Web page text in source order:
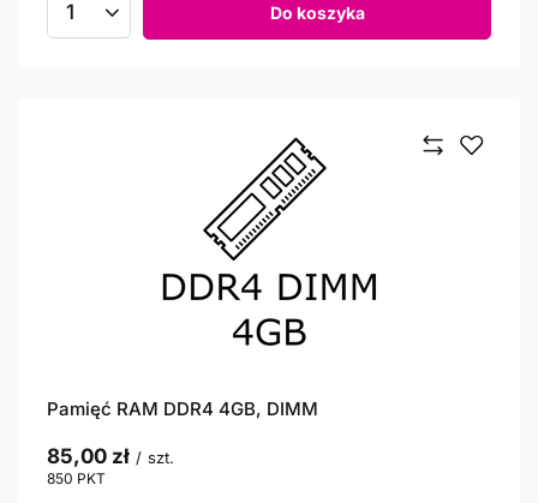
Ilość produktów Do koszyka
Pamięć RAM DDR4 4GB, DIMM
85,00 zł / szt.
850 PKT